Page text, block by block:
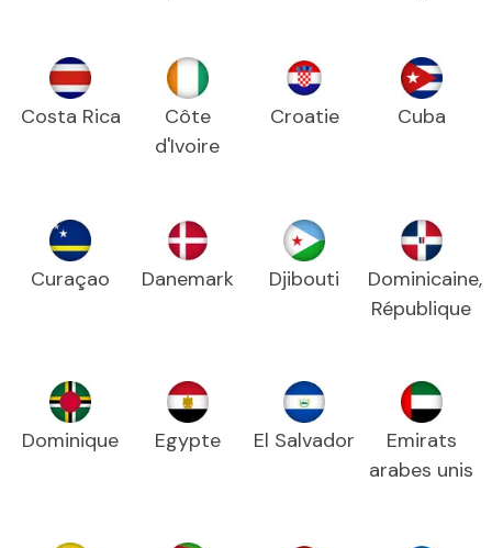
Costa Rica
Côte
d'Ivoire
Croatie Cuba
Curaçao Danemark Djibouti
Dominicaine,
République
Dominique Egypte El Salvador
Emirats
arabes unis